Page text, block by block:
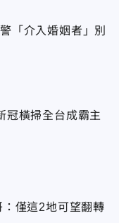
「介入婚姻者」別
冠橫掃全台成霸主
僅這2地可望翻轉